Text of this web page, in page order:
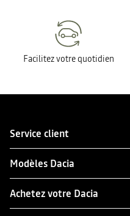
Facilitez votre quotidien
Service client
Modèles Dacia
Achetez votre Dacia